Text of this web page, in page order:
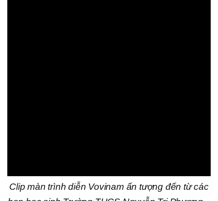
Clip màn trình diễn Vovinam ấn tượng đến từ các